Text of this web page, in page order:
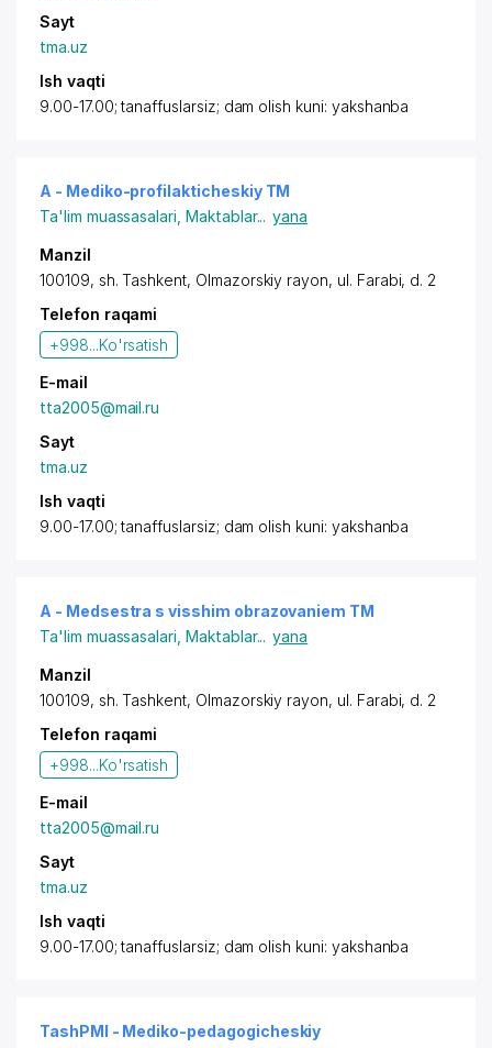
Sayt
tma.uz
Ish vaqti
9.00-17.00; tanaffuslarsiz; dam olish kuni: yakshanba
A - Mediko-profilakticheskiy TM
Ta'lim muassasalari Maktablar... yana
Manzil
100109, sh. Tashkent, Olmazorskiy rayon, ul. Farabi, d. 2
Telefon raqami
+998...Ko'rsatish
E-mail
tta2005@mail.ru
Sayt
tma.uz
Ish vaqti
9.00-17.00; tanaffuslarsiz; dam olish kuni: yakshanba
A - Medsestra s visshim obrazovaniem TM
Ta'lim muassasalari Maktablar... yana
Manzil
100109, sh. Tashkent, Olmazorskiy rayon, ul. Farabi, d. 2
Telefon raqami
+998...Ko'rsatish
E-mail
tta2005@mail.ru
Sayt
tma.uz
Ish vaqti
9.00-17.00; tanaffuslarsiz; dam olish kuni: yakshanba
TashPMI - Mediko-pedagogicheskiy